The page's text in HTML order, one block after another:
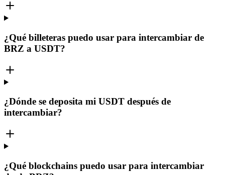
¿Qué billeteras puedo usar para intercambiar de
BRZ a USDT?
¿Dónde se deposita mi USDT después de
intercambiar?
¿Qué blockchains puedo usar para intercambiar